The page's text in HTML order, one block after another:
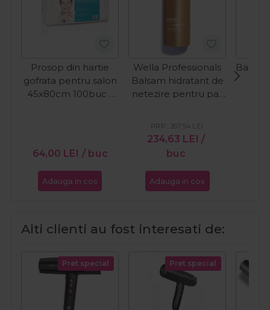
Prosop din hartie
gofrata pentru salon
45x80cm 100buc -
64,00 LEI / buc
Adauga in cos
Wella Professionals
Balsam hidratant de
netezire pentru par
234,63 LEI /
buc
PRP: 267,54 LEI
Adauga in cos
Alti clienti au fost interesati de:
Pret special Pret special